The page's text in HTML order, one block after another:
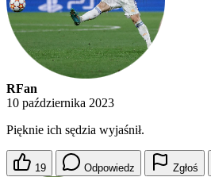
RFan
10 października 2023
Pięknie ich sędzia wyjaśnił.
19 Odpowiedz Zgłoś